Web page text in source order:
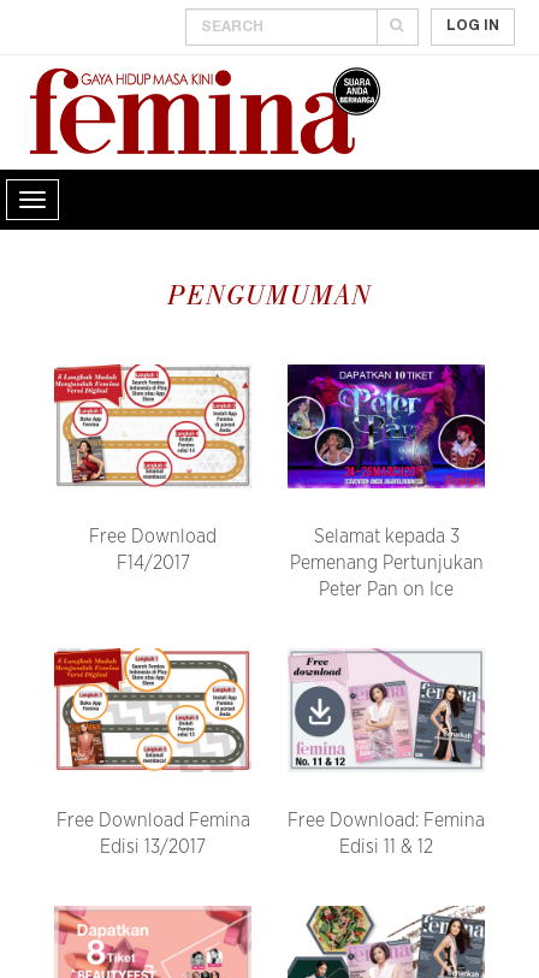
LOG IN
PENGUMUMAN
Free Download
F14/2017
Selamat kepada 3
Pemenang Pertunjukan
Peter Pan on Ice
Free Download Femina
Edisi 13/2017
Free Download: Femina
Edisi 11 & 12